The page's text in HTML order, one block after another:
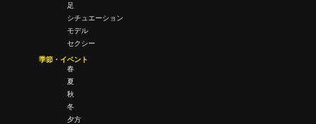
足
シチュエーション
モデル
セクシー
季節・イベント
春
夏
秋
冬
夕方